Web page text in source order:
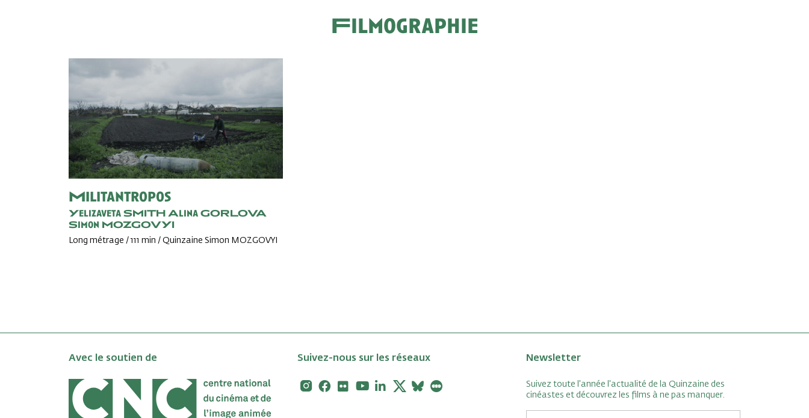
Filmographie
Militantropos
Yelizaveta SMITH Alina GORLOVA
Simon MOZGOVYI
Long métrage / 111 min / Quinzaine Simon MOZGOVYI
Newsletter
Suivez toute l'année l'actualité de la Quinzaine des
cinéastes et découvrez les films à ne pas manquer.
Suivez-nous sur les réseaux
Instagram
Facebook
FlickrYoutubeLinkedin
X Bluesky
Avec le soutien de